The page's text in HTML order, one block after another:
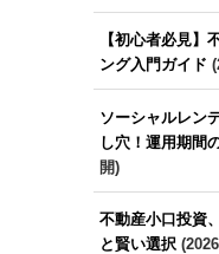
【初心者必見】
ング入門ガイド
ソーシャルレン
し穴！運用期間
開)
不動産小口投資
と賢い選択